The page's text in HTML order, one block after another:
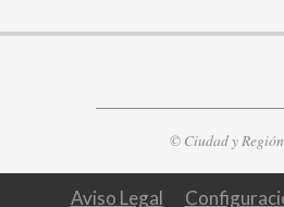
© Ciudad y
Aviso Legal